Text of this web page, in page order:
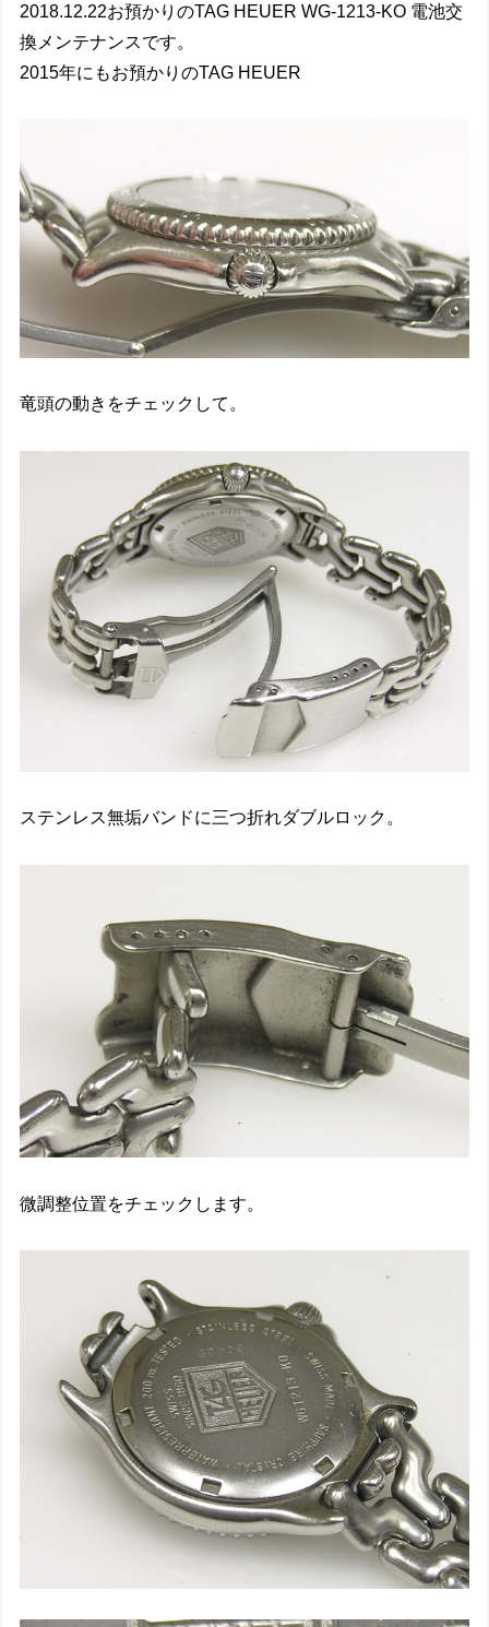
2018.12.22お預かりのTAG HEUER WG-1213-KO 電池交
換メンテナンスです。
2015年にもお預かりのTAG HEUER
竜頭の動きをチェックして。
ステンレス無垢バンドに三つ折れダブルロック。
微調整位置をチェックします。